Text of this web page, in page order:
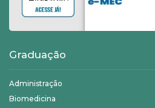
Graduação
Administração
Biomedicina